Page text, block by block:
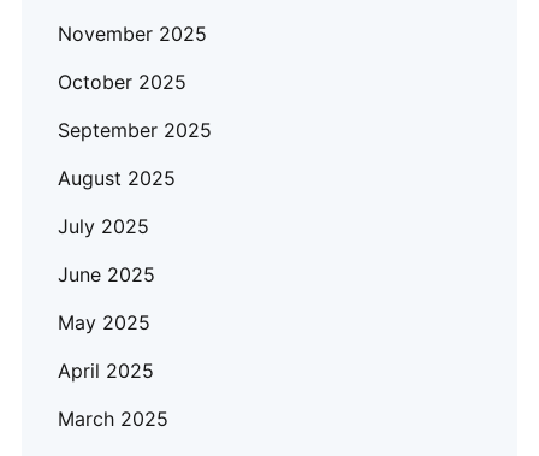
November 2025
October 2025
September 2025
August 2025
July 2025
June 2025
May 2025
April 2025
March 2025